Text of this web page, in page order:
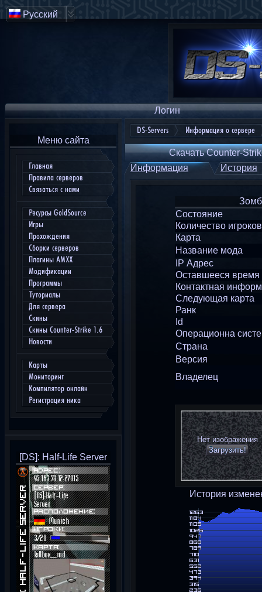
Логин
Меню сайта
Главная
Правила серверов
Связаться с нами
Ресурсы GoldSource
Игры
Прохождения
Сборки серверов
Плагины AMXX
Модификации
Программы
Туториалы
Для сервера
Скины
Скины Counter-Strike 1.6
Новости
Карты
Мониторинг
Компилятор онлайн
Регистрация ника
[DS]: Half-Life Server
DS-Servers Информация о сервере
Скачать Counter-
Информация
История
Состояние
Количество игроков
Карта
Название мода
IP Адрес
Оставшееся время
Контактная
Следующая карта
Ранк
Id
Операционна
Страна
Версия
Владелец
Нет изображения
Загрузить!
История
Русский